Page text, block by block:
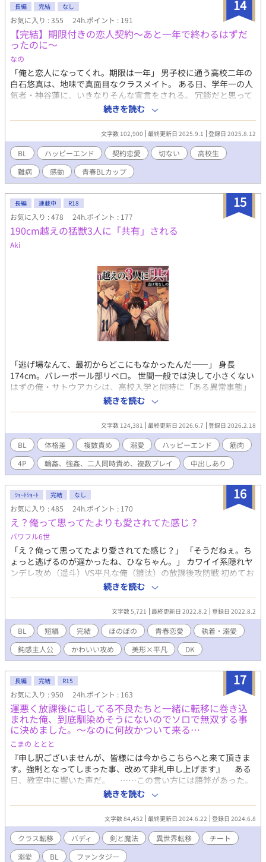
14
長編 完結 なし
お気に入り : 355 24h.ポイント : 191
【完結】期限付きの恋人契約〜あと一年で終わるはずだ
ったのに〜
なの
「俺と恋人になってくれ。期限は一年」 男子校に通う高校二年の
白石悠真は、地味で真面目なクラスメイト。 ある日、学年一の人
気者・神谷蓮に、いきなりそんな宣言をされる。 冗談だと思って
いたのに、毎日放課後を一緒に過ごし、弁当を交換し、祭りにも
行くうちに――蓮は悠真の中で、ただのクラスメイトじゃなくな
っていた。 しかし、期限の日が近づく頃、蓮の笑顔の裏に隠され
た秘密が明らかになる。 「俺、後悔しないようにしてんだ」 その
言葉の意味を知ったとき、悠真は――。 笑い合った日々も、すれ
違った夜も、全部まとめて好きだ。 一年だけのはずだった契約
は、運命を変える恋になる。 青春BL小説カップにエントリーして
ます。応援よろしくお願いします。 本文は完結済みですが、番外
編も投稿しますので、よければお読みください。
続きを読む
文字数 102,900 最終更新日 2025.9.1 登録日 2025.8.12
BL ハッピーエンド 契約恋愛 切ない
高校生
難病
感動 青春BLカップ​
15
長編 連載中 R18
お気に入り : 478 24h.ポイント : 177
190cm越えの猛獣3人に「共有」される
Aki
「逃げ場なんて、最初からどこにもなかったんだ――」 身長
174cm。バレーボール部リベロ。 世間一般では決して小さくない
はずの俺・サトウアカシは、高校入学と同時に「ある異常事態」
に巻き込まれていた。 それは、高校で同級生になった3人の「猛
獣」たちに目をつけられたこと。 バレー部の絶対的エース、オザ
キカイ（193cm）。 柔道部の本能的肉食獣、サカモトソウ
（190cm）。 レスリング部の無口な重戦車、アサカワダイチ
（195cm）。 規格外の体格と体力を持つ彼らは、ある日、とんで
もない「協定」を結んだ。 『誰か一人が抜け駆けするのはナシ
だ』 『喧嘩になるからな』 『……だから、3人で仲良く使うこと
にした』 「共有（シェア）」 その言葉の意味を理解する間もな
く、俺の日常は彼らの重く、熱く、歪んだ愛に塗り潰されてい
く。 放課後の廃校舎、部活遠征先のホテル、そして逃げ場のない
週末の自宅……。 1人でも太刀打ちできない相手が、3人掛かりで
俺を貪り尽くす。 「アカシ、いい声で鳴けよ。……まだ1人目だ
ぞ？」 「俺のでガバガバになった後は、アイツらのも入りやすい
だろ？」 「……逃がさない。骨の髄まで、俺たちのモンだ」 拒絶
すれば力でねじ伏せられ、受け入れれば脳が溶けるほどの快楽を
与えられる。 筋肉と汗、そして雄の匂いに満ちた「肉の檻」。 こ
れは、規格外のスパダリ3人に愛されすぎた俺が、身も心も彼らに
開発され、とろとろに溶かされていくまでの物語。 【登場人物紹
介】 ●受：サトウ アカシ（174cm / バレー部・リベロ） 筋肉質で
引き締まった身体を持つが、周りがデカすぎて相対的に「華奢」
扱い。 流されやすい性格だが、実は彼ら3人への依存心も強い。
夜な夜な3人に開発され、感度がバグり始めている。 ●攻1：オザ
キ カイ（193cm / バレー部・エース） 【属性：爽やか王子（偽）
×執着×リーダー】 表向きは学校のアイドル的存在だが、中身は
一番ドス黒い。 3人の司令塔であり、アカシを「共有」すること
を提案した張本人。笑顔で退路を断つタイプ。 ●攻2：サカモト
ソウ（190cm / 柔道部・重量級） 【属性：本能×享楽的×触りた
がり】 「技の練習」と称してアカシに寝技をかけるのが趣味。 3
人の中で最もテクニシャンで、アカシの性感帯を熟知している。
手加減を知らない肉食獣。 ●攻3：アサカワ ダイチ（195cm/レ
スリング部・フリースタイル） 【属性：無口×超重力級×一途】
言葉より行動で示すタイプ。その巨体とパワーは圧倒的で一度だ
きしめたら離さない。 見た目に反してアカシへの愛は誰よりも重
く、献身的（？）
続きを読む
文字数 124,381 最終更新日 2026.6.7 登録日 2026.2.18
BL 体格差 複数責め 溺愛 ハッピーエンド
筋肉
4P
輪姦、強姦、二人同時責め、複数プレイ 中出しあり
16
ｼｮｰﾄｼｮｰﾄ 完結 なし
お気に入り : 485 24h.ポイント : 170
え？俺って思ってたよりも愛されてた感じ？
パワフル6世
「え？俺って思ってたより愛されてた感じ？」 「そうだねぇ。ち
ょっと逃げるのが遅かったね、ひなちゃん。」 カワイイ系隠れヤ
ンデレ攻め（遥斗）VS平凡な俺（雛汰）の放課後攻防戦 初めてお
話書きます。拙いですが、ご容赦ください。愛はたっぷり込めま
した！ その後のお話もあるので良ければ
続きを読む
文字数 5,721 最終更新日 2022.8.2 登録日 2022.8.2
BL 短編 完結 ほのぼの 青春恋愛
執着・溺愛
鈍感主人公
かわいい攻め 美形×平凡 DK
17
長編 完結 R15
お気に入り : 950 24h.ポイント : 163
運悪く放課後に屯してる不良たちと一緒に転移に巻き込
まれた俺、到底馴染めそうにないのでソロで無双する事
に決めました。～なのに何故かついて来る…
こまの ととと
『申し訳ございませんが、皆様には今からこちらへと来て頂きま
す。強制となってしまった事、改めて非礼申し上げます』 ある
日、教室中に響いた声だ。 ……この言い方には語弊があった。
正確には、頭の中に響いた声だ。何故なら、耳から聞こえて来
た感覚は無く、直接頭を揺らされたという感覚に襲われたから
だ。 テレパシーというものが実際にあったなら、確かにこうい
うものなのかも知れない。 問題はいくつかあるが、最大の問題
は……俺はただその教室近くの廊下を歩いていただけという事
だ。 ＊当作品はカクヨム様でも掲載しております。
続きを読む
文字数 84,452 最終更新日 2024.6.22 登録日 2024.6.8
クラス転移 バディ 剣と魔法 異世界転移
チート
溺愛
BL ファンタジー